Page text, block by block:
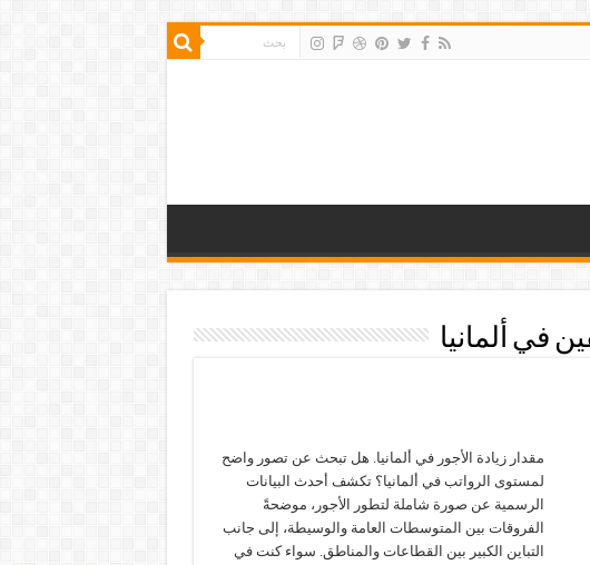
في ألمانيا
مقدار زيادة الأجور في ألمانيا. هل تبحث عن تصور واضح
لمستوى الرواتب في ألمانيا؟ تكشف أحدث البيانات
الرسمية عن صورة شاملة لتطور الأجور، موضحةً
الفروقات بين المتوسطات العامة والوسيطة، إلى جانب
التباين الكبير بين القطاعات والمناطق. سواء كنت في